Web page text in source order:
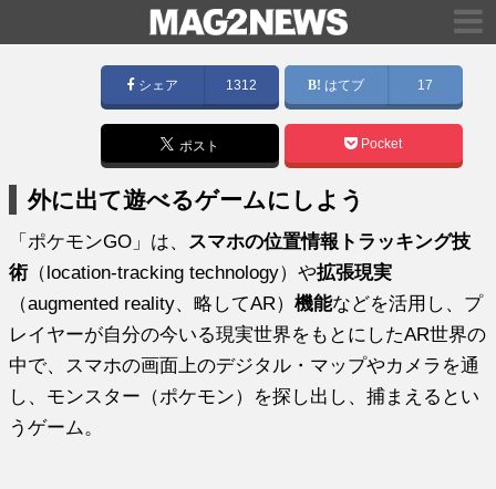
シェア 1312 はてブ 17
ポスト Pocket
外に出て遊べるゲームにしよう
「ポケモンGO」は、 スマホの位置情報トラッキング技
術（location-tracking technology）や拡張現実
（augmented reality、略してAR）機能などを活用し、プ
レイヤーが自分の今いる現実世界をもとにしたAR世界の
中で、スマホの画面上のデジタル・マップやカメラを通
し、モンスター（ポケモン）を探し出し、捕まえるとい
うゲーム。